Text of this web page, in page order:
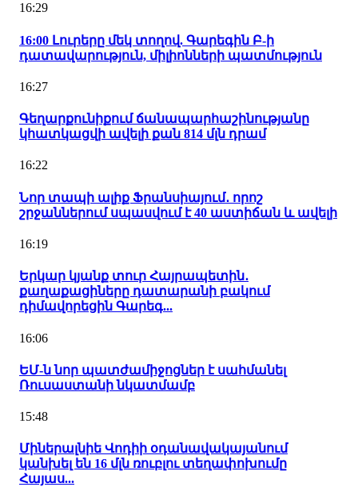
16:29
16:00 Լուրերը մեկ տողով. Գարեգին Բ-ի
դատավարություն, միլիոնների պատմություն
16:27
Գեղարքունիքում ճանապարհաշինությանը
կհատկացվի ավելի քան 814 մլն դրամ
16:22
Նոր տապի ալիք Ֆրանսիայում․ որոշ
շրջաններում սպասվում է 40 աստիճան և ավելի
16:19
Երկար կյանք տուր Հայրապետին․
քաղաքացիները դատարանի բակում
դիմավորեցին Գարեգ...
16:06
ԵՄ-ն նոր պատժամիջոցներ է սահմանել
Ռուսաստանի նկատմամբ
15:48
Միներալնիե Վոդիի օդանավակայանում
կանխել են 16 մլն ռուբլու տեղափոխումը
Հայաս...